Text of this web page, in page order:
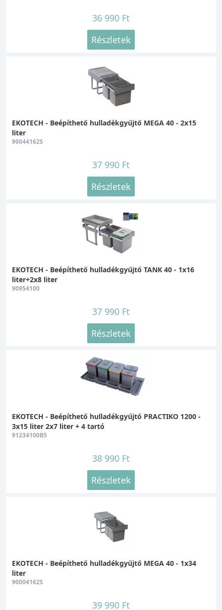
36 990 Ft
Részletek
EKOTECH - Beépíthető hulladékgyűjtő MEGA 40 - 2x15
liter
90044162S
37 990 Ft
Részletek
EKOTECH - Beépíthető hulladékgyűjtő TANK 40 - 1x16
liter+2x8 liter
90954100
37 990 Ft
Részletek
EKOTECH - Beépíthető hulladékgyűjtő PRACTIKO 1200 -
3x15 liter 2x7 liter + 4 tartó
91234100B5
38 990 Ft
Részletek
EKOTECH - Beépíthető hulladékgyűjtő MEGA 40 - 1x34
liter
90004162S
39 990 Ft